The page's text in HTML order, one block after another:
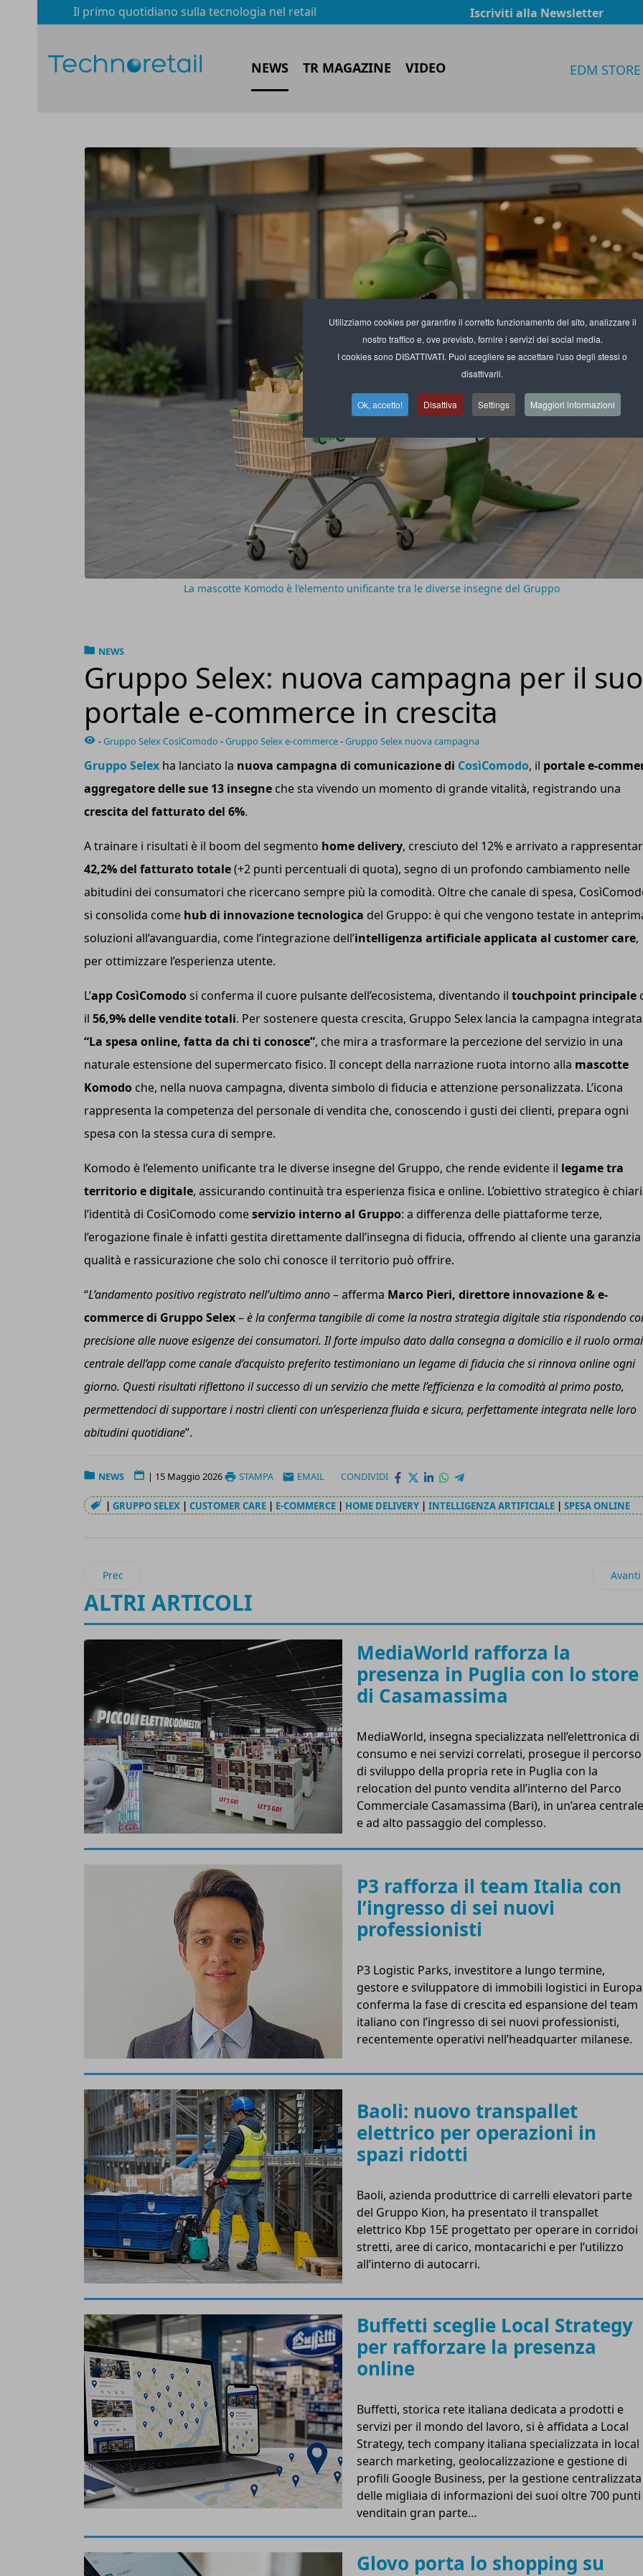
Utilizziamo cookies per garantire il corretto funzionamento del sito, analizzare il
nostro traffico e, ove previsto, fornire i servizi dei social media.
I cookies sono DISATTIVATI. Puoi scegliere se accettare l'uso degli stessi o
disattivarli.
Ok, accetto! Disattiva Settings Maggiori informazioni
Il primo quotidiano sulla tecnologia nel retail Iscriviti alla Newsletter
NEWS TR MAGAZINE VIDEO EDM STORE
La mascotte Komodo è l’elemento unificante tra le diverse insegne del Gruppo
NEWS
Gruppo Selex: nuova campagna per il suo
portale e-commerce in crescita
-Gruppo Selex CosìComodo -Gruppo Selex e-commerce-Gruppo Selex nuova campagna
Gruppo Selex ha lanciato la nuova campagna di comunicazione di CosìComodo, il portale e-
aggregatoredelle sue 13 insegne che sta vivendo un momento di grande vitalità, registrando una
crescita del fatturato del 6%.
A trainare i risultati è il boom del segmento homedelivery, cresciuto del 12% e arrivato a
42,2% del fatturato totale(+2 punti percentuali di quota), segno di un profondo cambiamento nelle
abitudini dei consumatori che ricercano sempre più la comodità. Oltre che canale di spesa,
si consolida come hub di innovazione tecnologica del Gruppo: è qui che vengono testate in
soluzioni all’avanguardia, come l’integrazione dell’intelligenza artificiale applicata al customer care,
per ottimizzare l’esperienza utente.
L’app CosìComodosi conferma il cuore pulsante dell’ecosistema, diventando il touchpoint principale
il 56,9% delle vendite totali. Per sostenere questa crescita, Gruppo Selex lancia la campagna integrata
“La spesa online, fatta da chi ti conosce”, che mira a trasformare la percezione del servizio in una
naturale estensione del supermercato fisico. Il concept della narrazione ruota intorno alla mascotte
Komodo che, nella nuova campagna, diventa simbolo di fiducia e attenzione personalizzata. L’icona
rappresenta la competenza del personale di vendita che, conoscendo i gusti dei clienti, prepara ogni
spesa con la stessa cura di sempre.
Komodo è l’elemento unificante tra le diverse insegne del Gruppo, che rende evidente il legame tra
territorio e digitale, assicurando continuità tra esperienza fisica e online. L’obiettivo strategico è
l’identità di CosìComodo comeservizio interno al Gruppo: a differenza delle piattaforme terze,
l’erogazione finale è infatti gestita direttamente dall’insegna di fiducia, offrendo al cliente una
qualità e rassicurazione che solo chi conosce il territorio può offrire.
“L’andamento positivo registrato nell’ultimo anno– afferma Marco Pieri, direttore innovazione & e-
commerce di Gruppo Selex–è la conferma tangibile di come la nostra strategia digitale stia rispondendo
precisione alle nuove esigenze dei consumatori. Il forte impulso dato dalla consegna a domicilio e il ruolo ormai
centrale dell’app come canale d’acquisto preferito testimoniano un legame di fiducia che si rinnova online ogni
giorno. Questi risultati riflettono il successo di un servizio che mette l’efficienza e la comodità al primo posto,
permettendoci di supportare i nostriclienti con un’esperienza fluida e sicura, perfettamente integrata nelle loro
abitudini quotidiane”.
NEWS | 15 Maggio 2026 STAMPA EMAIL CONDIVIDI
| GRUPPO SELEX | CUSTOMER CARE | E-COMMERCE | HOME DELIVERY | INTELLIGENZA ARTIFICIALE | SPESA ONLINE
Articolo precedente: Movopack acquisisce Hipli e porta in Francia i suoi pack circolari
Prec Avanti
ALTRI ARTICOLI
MediaWorld rafforza la
presenza in Puglia con lo store
di Casamassima
MediaWorld, insegna specializzata nell’elettronica di
consumo e nei servizi correlati, prosegue il percorso
di sviluppo della propria rete in Puglia con la
relocation del punto vendita all’interno del Parco
Commerciale Casamassima (Bari), in un’area centrale
e ad alto passaggio del complesso.
P3 rafforza il team Italia con
l’ingresso di sei nuovi
professionisti
P3 Logistic Parks, investitore a lungo termine,
gestore e sviluppatore di immobili logistici in
conferma la fase di crescita ed espansione del team
italiano con l’ingresso di sei nuovi professionisti,
recentemente operativi nell’headquarter milanese.
Baoli: nuovo transpallet
elettrico per operazioni in
spazi ridotti
Baoli, azienda produttrice di carrelli elevatori parte
del Gruppo Kion, ha presentato il transpallet
elettrico Kbp 15E progettato per operare in corridoi
stretti, aree di carico, montacarichi e per l’utilizzo
all’interno di autocarri.
Buffetti sceglie Local Strategy
per rafforzare la presenza
online
Buffetti, storica rete italiana dedicata a prodotti e
servizi per il mondo del lavoro, si è affidata a Local
Strategy, tech company italiana specializzata in local
search marketing, geolocalizzazione e gestione di
profili Google Business, per la gestione centralizzata
delle migliaia di informazioni dei suoi oltre 700 punti
venditain gran parte…
Glovo porta lo shopping su